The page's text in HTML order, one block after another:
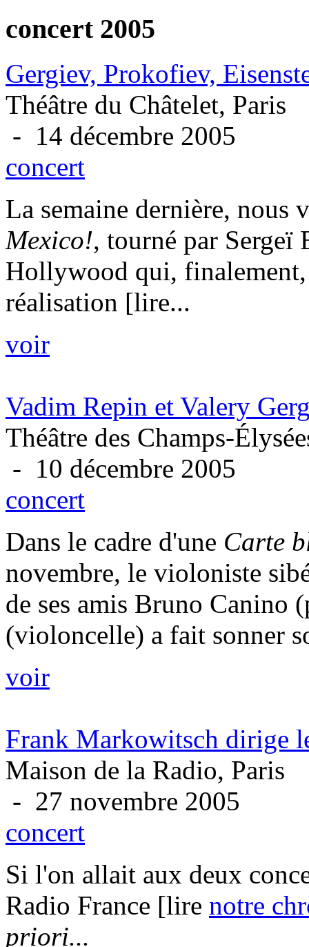
concert 2005
Gergiev, Prokofiev,
Théâtre du Châtelet, Paris
- 14 décembre 2005
concert
La semaine dernière, nous
Mexico!, tourné par Sergeï
Hollywood qui, finalement,
réalisation [lire...
voir
Vadim Repin et Valery
Théâtre des Champs-
- 10 décembre 2005
concert
Dans le cadre d'une Carte
novembre, le violoniste
de ses amis Bruno Canino
(violoncelle) a fait sonner
voir
Frank Markowitsch dirige
Maison de la Radio, Paris
- 27 novembre 2005
concert
Si l'on allait aux deux
Radio France [lire notre
priori...